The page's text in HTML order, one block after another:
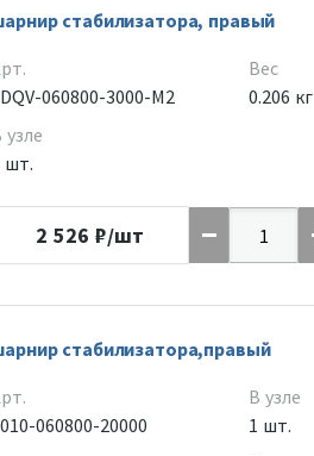
стабилизатора, правый
060800-3000-M2
узле
шт.
Вес
0.206 кг
2 526 ₽/шт
стабилизатора,правый
060800-20000
В узле
1 шт.